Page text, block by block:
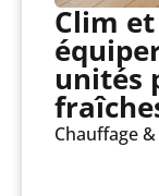
Clim
unités
Chauffage